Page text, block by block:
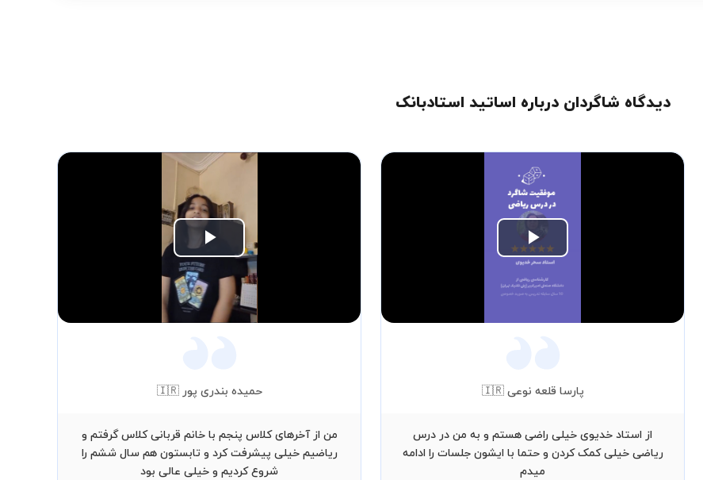
دیدگاه شاگردان درباره اساتید استادبانک
Play
Video
پارسا قلعه نوعی 🇮🇷
از استاد خدیوی خیلی راضی هستم و به من در درس
ریاضی خیلی کمک کردن و حتما با ایشون جلسات را ادامه
میدم
Play
Video
حمیده بندری پور 🇮🇷
من از آخرهای کلاس پنجم با خانم قربانی کلاس گرفتم و
ریاضیم خیلی پیشرفت کرد و تابستون هم سال ششم را
شروع کردیم و خیلی عالی بود